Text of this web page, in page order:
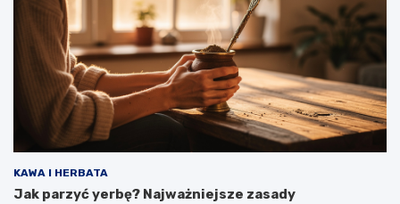
KAWA I HERBATA
Jak parzyć yerbę? Najważniejsze zasady